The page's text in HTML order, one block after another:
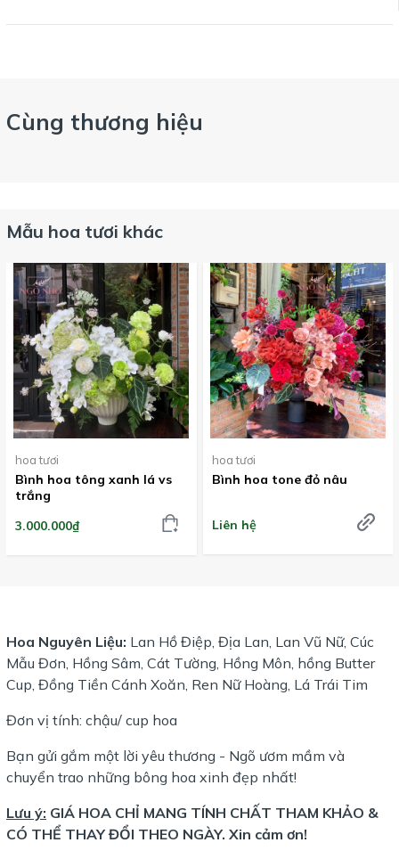
Cùng thương hiệu
Mẫu hoa tươi khác
hoa tươi
Bình hoa tông xanh lá vs
trắng
3.000.000₫
hoa tươi
Bình hoa tone đỏ nâu
Liên hệ
Hoa Nguyên Liệu: Lan Hồ Điệp, Địa Lan, Lan Vũ Nữ, Cúc
Mẫu Đơn, Hồng Sâm, Cát Tường, Hồng Môn, hồng Butter
Cup, Đồng Tiền Cánh Xoăn, Ren Nữ Hoàng, Lá Trái Tim
Đơn vị tính: chậu/ cup hoa
Bạn gửi gắm một lời yêu thương - Ngõ ươm mầm và
chuyển trao những bông hoa xinh đẹp nhất!
Lưu ý: GIÁ HOA CHỈ MANG TÍNH CHẤT THAM KHẢO &
CÓ THỂ THAY ĐỔI THEO NGÀY. Xin cảm ơn!